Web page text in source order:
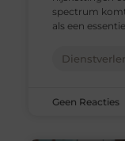
spectrum
als een
Geen Reacties